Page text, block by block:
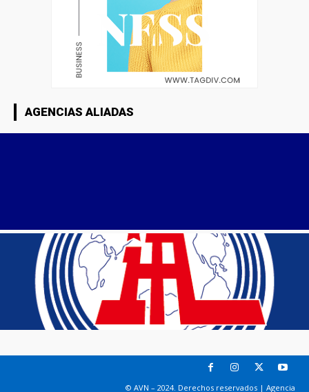
AGENCIAS ALIADAS
© AVN – 2024. Derechos reservados | Agencia